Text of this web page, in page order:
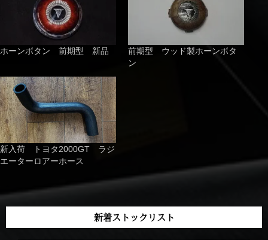
ホーンボタン 前期型 新品
前期型 ウッド製ホーンボタ
ン
新入荷 トヨタ2000GT ラジ
エーターロアーホース
新着ストックリスト